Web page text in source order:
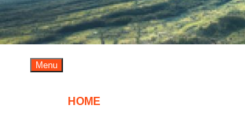
Menu
HOME